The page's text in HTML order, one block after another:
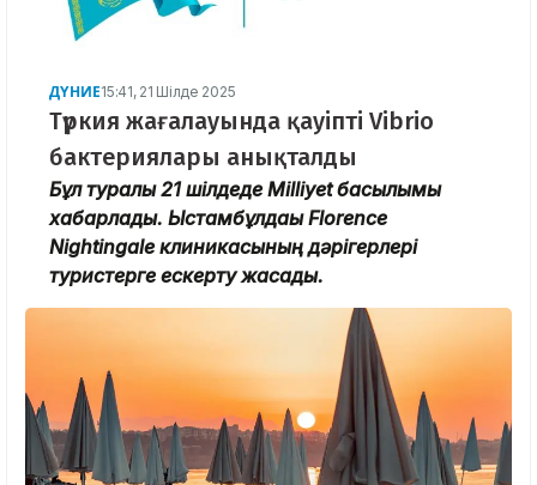
ДҮНИЕ15:41, 21 Шілде 2025
Түркия жағалауында қауіпті Vibrio
бактериялары анықталды
Бұл туралы 21 шілдеде Milliyetбасылымы
хабарлады. Ыстамбұлдағы Florence
Nightingale клиникасының дәрігерлері
туристерге ескерту жасады.